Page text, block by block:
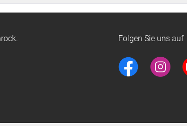
Folgen Sie uns auf